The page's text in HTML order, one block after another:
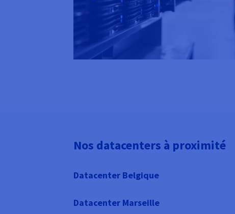
Nos datacenters à proximité
Datacenter Belgique
Datacenter Marseille